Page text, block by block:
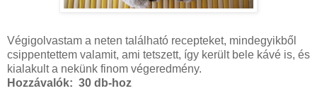
Végigolvastam a neten található recepteket, mindegyikből
csippentettem valamit, ami tetszett, így került bele kávé is, és
kialakult a nekünk finom végeredmény.
Hozzávalók: 30 db-hoz